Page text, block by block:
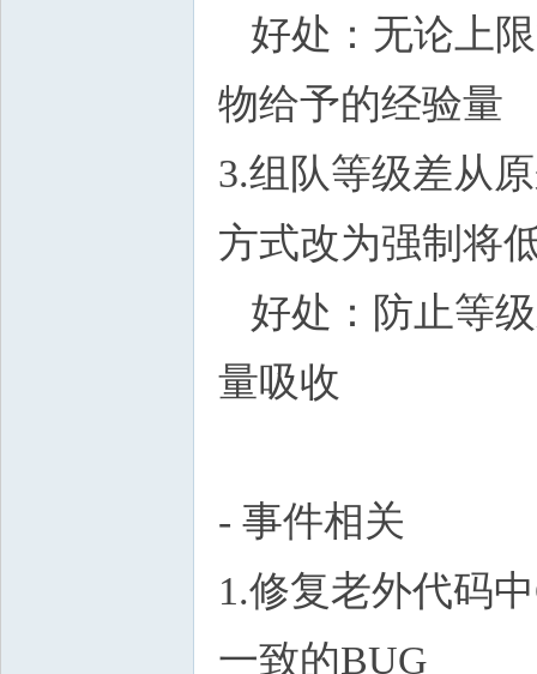
好处：无论上
物给予的经验量
3.组队等级差从
方式改为强制将
好处：防止等
量吸收
- 事件相关
1.修复老外代码
一致的BUG